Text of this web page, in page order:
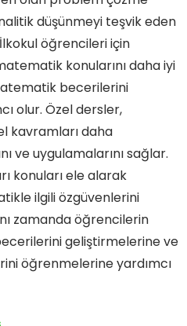
düşünmeyi teşvik eden
öğrencileri için
konularını daha iyi
becerilerini
olur. Özel dersler,
kavramları daha
ve uygulamalarını sağlar.
konuları ele alarak
ilgili özgüvenlerini
zamanda öğrencilerin
geliştirmelerine ve
öğrenmelerine yardımcı